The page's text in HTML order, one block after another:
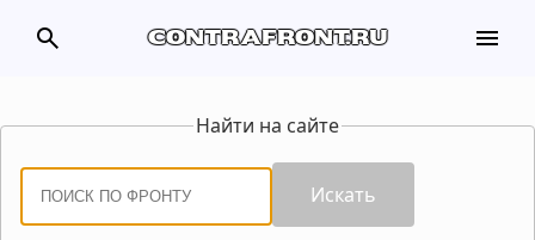
search contrafront.ru menu
Найти на сайте
Искать